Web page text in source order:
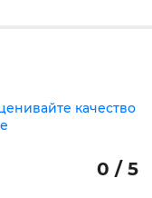
0 / 5